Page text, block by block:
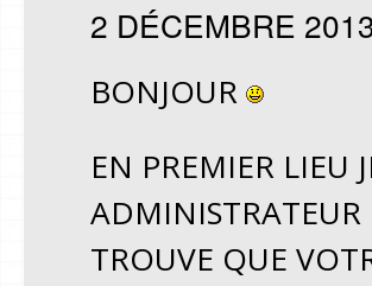
2 DÉCEMBRE
BONJOUR
EN PREMIER LIEU
ADMINISTRATEUR
TROUVE QUE